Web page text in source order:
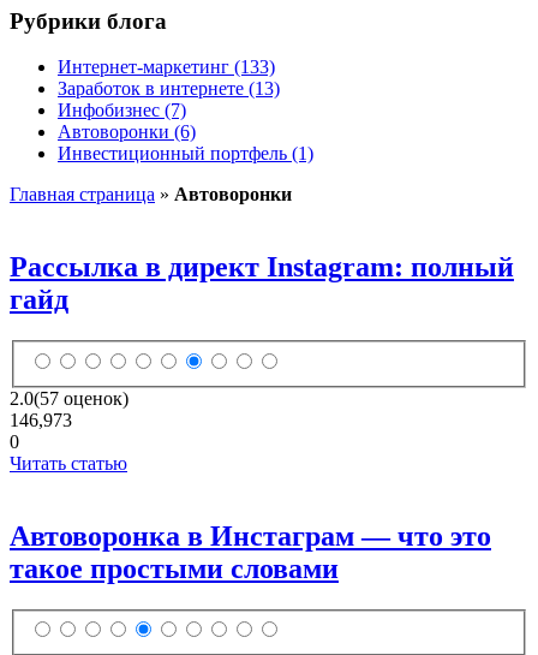
Рубрики блога
Интернет-маркетинг (133)
Заработок в интернете (13)
Инфобизнес (7)
Автоворонки (6)
Инвестиционный портфель (1)
Главная страница » Автоворонки
Рассылка в директ Instagram: полный
гайд
2.0(57 оценок)
146,973
0
Читать статью
Автоворонка в Инстаграм — что это
такое простыми словами